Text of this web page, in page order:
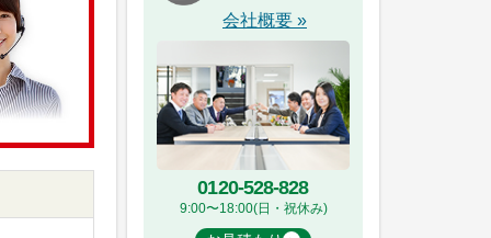
会社概要 »
0120-528-828
9:00〜18:00(日・祝休み)